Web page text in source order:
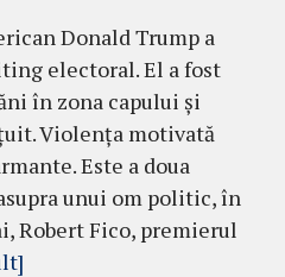
Donald Trump a
electoral. El a fost
în zona capului și
Violența motivată
Este a doua
unui om politic, în
Robert Fico, premierul